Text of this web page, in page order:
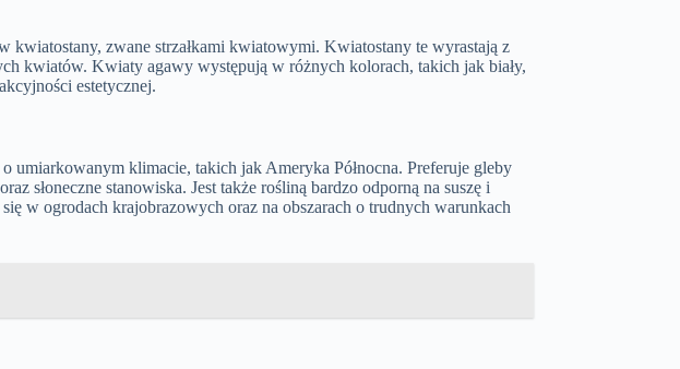
zwane strzałkami kwiatowymi. Kwiatostany te wyrastają z
kwiatów. Kwiaty agawy występują w różnych kolorach, takich jak biały,
estetycznej.
umiarkowanym klimacie, takich jak Ameryka Północna. Preferuje gleby
słoneczne stanowiska. Jest także rośliną bardzo odporną na suszę i
w ogrodach krajobrazowych oraz na obszarach o trudnych warunkach